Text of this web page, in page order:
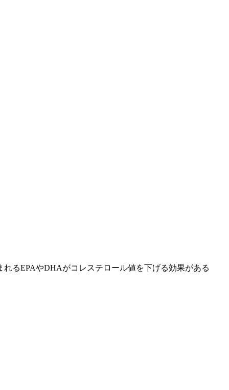
るEPAやDHAがコレステロール値を下げる効果がある